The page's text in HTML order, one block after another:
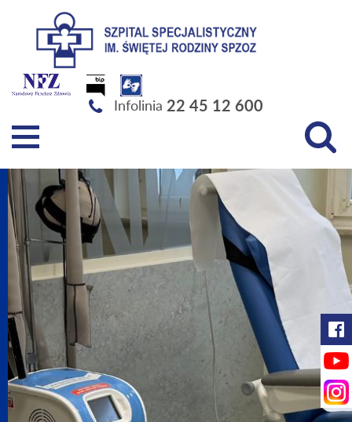
Szpital Specjalistyczny im. Świętej Rodziny SPZOZ
Infolinia 22 45 12 600